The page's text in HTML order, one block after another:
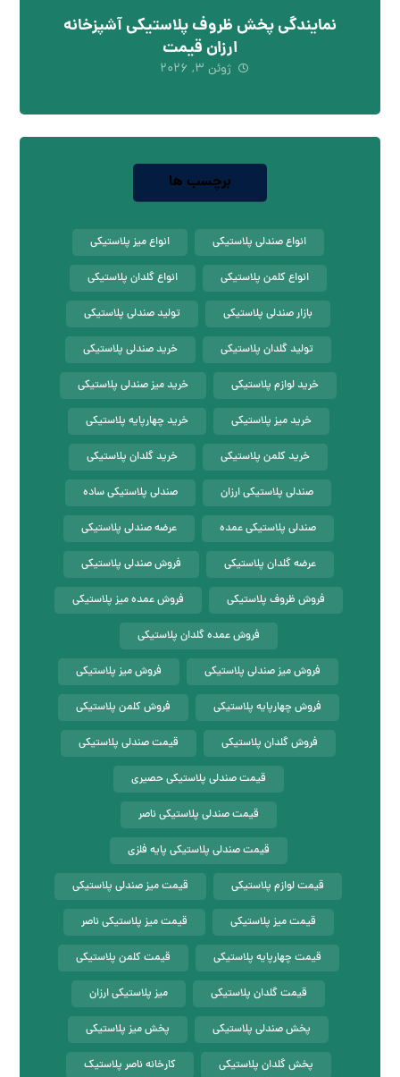
نمایندگی پخش ظروف پلاستیکی آشپزخانه
ارزان قیمت
ژوئن ۳, ۲۰۲۶
برچسب ها
انواع صندلی پلاستیکی انواع میز پلاستیکی
انواع کلمن پلاستیکی انواع گلدان پلاستیکی
بازار صندلی پلاستیکی تولید صندلی پلاستیکی
تولید گلدان پلاستیکی خرید صندلی پلاستیکی
خرید لوازم پلاستیکی خرید میز صندلی پلاستیکی
خرید میز پلاستیکی خرید چهارپایه پلاستیکی
خرید کلمن پلاستیکی خرید گلدان پلاستیکی
صندلی پلاستیکی ارزان صندلی پلاستیکی ساده
صندلی پلاستیکی عمده عرضه صندلی پلاستیکی
عرضه گلدان پلاستیکی فروش صندلی پلاستیکی
فروش ظروف پلاستیکی فروش عمده میز پلاستیکی
فروش عمده گلدان پلاستیکی
فروش میز صندلی پلاستیکی فروش میز پلاستیکی
فروش چهارپایه پلاستیکی فروش کلمن پلاستیکی
فروش گلدان پلاستیکی قیمت صندلی پلاستیکی
قیمت صندلی پلاستیکی حصیری
قیمت صندلی پلاستیکی ناصر
قیمت صندلی پلاستیکی پایه فلزی
قیمت لوازم پلاستیکی قیمت میز صندلی پلاستیکی
قیمت میز پلاستیکی قیمت میز پلاستیکی ناصر
قیمت چهارپایه پلاستیکی قیمت کلمن پلاستیکی
قیمت گلدان پلاستیکی میز پلاستیکی ارزان
پخش صندلی پلاستیکی پخش میز پلاستیکی
پخش گلدان پلاستیکی کارخانه ناصر پلاستیک